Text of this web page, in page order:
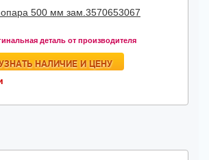
500 мм зам.3570653067
деталь от производителя
НАЛИЧИЕ И ЦЕНУ